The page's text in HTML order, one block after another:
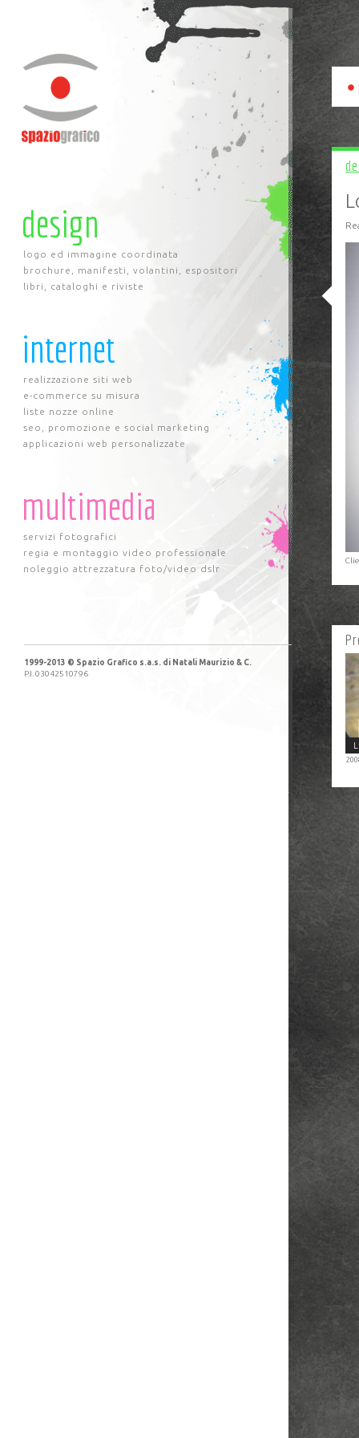
design
logo ed immagine coordinata
brochure, manifesti, volantini, espositori
libri, cataloghi e riviste
internet
realizzazione siti web
e-commerce su misura
liste nozze online
seo, promozione e social marketing
applicazioni web personalizzate
multimedia
servizi fotografici
regia e montaggio video professionale
noleggio attrezzatura foto/video dslr
1999-2013 © Spazio Grafico s.a.s. di Natali Maurizio & C.
P.I. 03042510796